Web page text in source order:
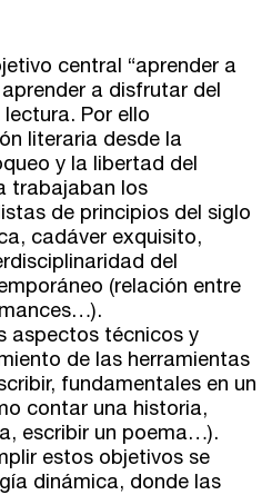
central “aprender a
a disfrutar del
Por ello
literaria desde la
y la libertad del
trabajaban los
de principios del siglo
cadáver exquisito,
del
(relación entre
aspectos técnicos y
de las herramientas
fundamentales en un
contar una historia,
escribir un poema…).
estos objetivos se
dinámica, donde las